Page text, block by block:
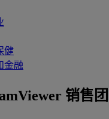
健
金融
销售